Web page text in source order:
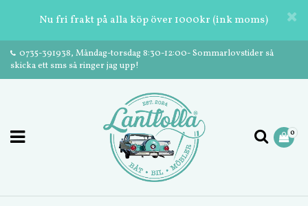
Nu fri frakt på alla köp över 1000kr (ink moms)
0735-391938, Måndag-torsdag 8:30-12:00- Sommarlovstider så
skicka ett sms så ringer jag upp!
0